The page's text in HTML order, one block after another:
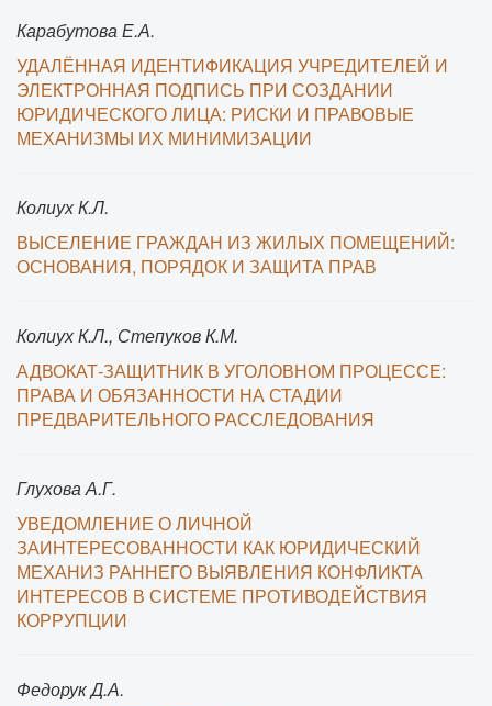
Карабутова Е.А.
УДАЛЁННАЯ ИДЕНТИФИКАЦИЯ УЧРЕДИТЕЛЕЙ И
ЭЛЕКТРОННАЯ ПОДПИСЬ ПРИ СОЗДАНИИ
ЮРИДИЧЕСКОГО ЛИЦА: РИСКИ И ПРАВОВЫЕ
МЕХАНИЗМЫ ИХ МИНИМИЗАЦИИ
Колиух К.Л.
ВЫСЕЛЕНИЕ ГРАЖДАН ИЗ ЖИЛЫХ ПОМЕЩЕНИЙ:
ОСНОВАНИЯ, ПОРЯДОК И ЗАЩИТА ПРАВ
Колиух К.Л., Степуков К.М.
АДВОКАТ-ЗАЩИТНИК В УГОЛОВНОМ ПРОЦЕССЕ:
ПРАВА И ОБЯЗАННОСТИ НА СТАДИИ
ПРЕДВАРИТЕЛЬНОГО РАССЛЕДОВАНИЯ
Глухова А.Г.
УВЕДОМЛЕНИЕ О ЛИЧНОЙ
ЗАИНТЕРЕСОВАННОСТИ КАК ЮРИДИЧЕСКИЙ
МЕХАНИЗ РАННЕГО ВЫЯВЛЕНИЯ КОНФЛИКТА
ИНТЕРЕСОВ В СИСТЕМЕ ПРОТИВОДЕЙСТВИЯ
КОРРУПЦИИ
Федорук Д.А.